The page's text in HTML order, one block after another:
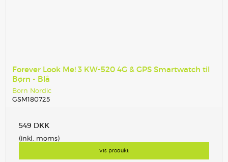
Forever Look Me! 3 KW-520 4G & GPS Smartwatch til
Børn - Blå
Born Nordic
GSM180725
549 DKK
(inkl. moms)
Vis produkt